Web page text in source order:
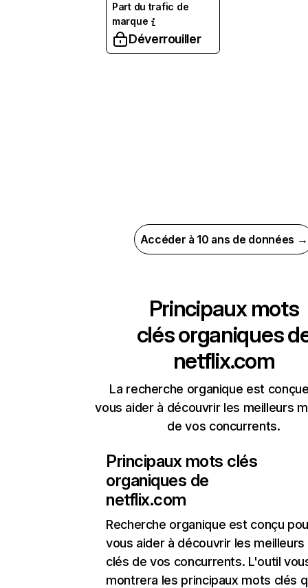
Part du trafic de
marque
Déverrouiller
Accéder à 10 ans de données →
Principaux mots
clés organiques
netflix.com
La recherche organique est
vous aider à découvrir les meilleurs
de vos concurrents.
Principaux mots clés
organiques de
netflix.com
Recherche organique est conçu
vous aider à découvrir les
clés de vos concurrents. L'outil
montrera les principaux mots clés